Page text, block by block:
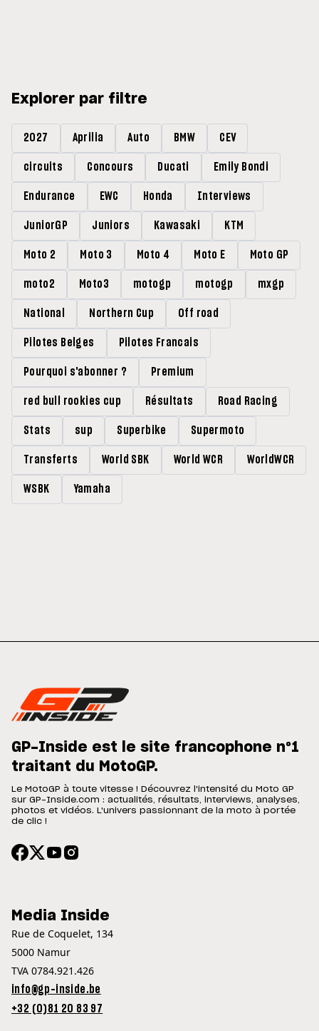
Explorer par filtre
2027 Aprilia Auto BMW CEV
circuits Concours Ducati Emily Bondi
Endurance EWC Honda Interviews
JuniorGP Juniors Kawasaki KTM
Moto 2 Moto 3 Moto 4 Moto E Moto GP
moto2 Moto3 motogp motogp mxgp
National Northern Cup Off road
Pilotes Belges Pilotes Francais
Pourquoi s'abonner ? Premium
red bull rookies cup Résultats Road Racing
Stats sup Superbike Supermoto
Transferts World SBK World WCR WorldWCR
WSBK Yamaha
GP-Inside est le site francophone n°1
traitant du MotoGP.
Le MotoGP à toute vitesse ! Découvrez l'intensité du Moto GP
sur GP-Inside.com : actualités, résultats, interviews, analyses,
photos et vidéos. L'univers passionnant de la moto à portée
de clic !
Media Inside
Rue de Coquelet, 134
5000 Namur
TVA 0784.921.426
info@gp-inside.be
+32 (0)81 20 83 97